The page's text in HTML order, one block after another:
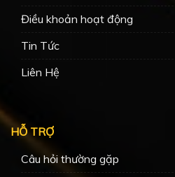
Điều khoản hoạt động
Tin Tức
Liên Hệ
HỖ TRỢ
Câu hỏi thường gặp